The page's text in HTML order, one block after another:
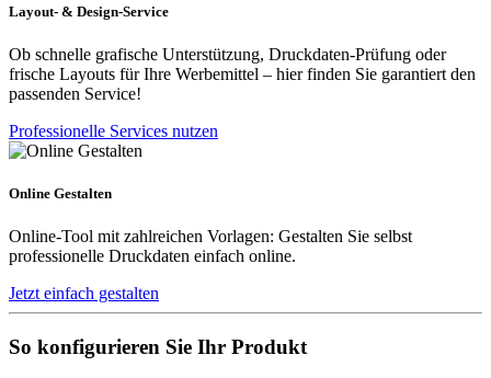
Layout- & Design-Service
Ob schnelle grafische Unterstützung, Druckdaten-Prüfung oder
frische Layouts für Ihre Werbemittel – hier finden Sie garantiert den
passenden Service!
Professionelle Services nutzen
Online Gestalten
Online-Tool mit zahlreichen Vorlagen: Gestalten Sie selbst
professionelle Druckdaten einfach online.
Jetzt einfach gestalten
So konfigurieren Sie Ihr Produkt